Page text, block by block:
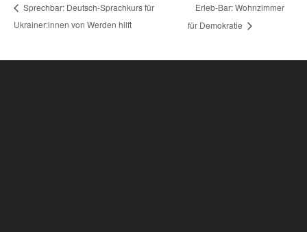
Sprechbar: Deutsch-Sprachkurs für
Ukrainer:innen von Werden hilft
Erleb-Bar: Wohnzimmer
für Demokratie